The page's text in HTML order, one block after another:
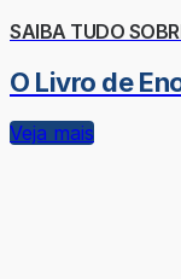
SAIBA TUDO
O Livro de
Veja mais